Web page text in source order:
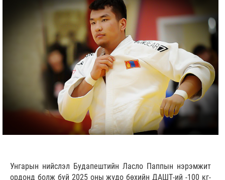
Унгарын нийслэл Будапештийн Ласло Паппын нэрэмжит
ордонд болж буй 2025 оны жүдо бөхийн ДАШТ-ий -100 кг-